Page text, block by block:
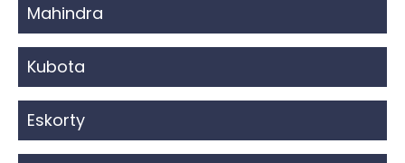
Mahindra
Kubota
Eskorty